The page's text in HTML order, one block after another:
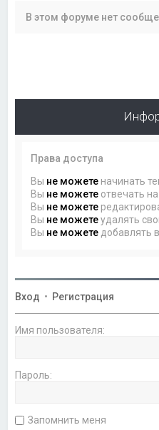
В этом форуме нет
Права доступа
Вы не можете начинать
Вы не можете отвечать
Вы не можете
Вы не можетеудалять
Вы не можете добавлять
Вход • Регистрация
Имя пользователя:
Пароль:
Запомнить меня